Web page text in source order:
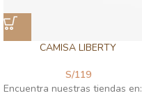
CAMISA LIBERTY
S/119
Encuentra nuestras tiendas en: